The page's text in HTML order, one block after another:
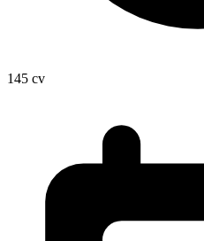
145 cv